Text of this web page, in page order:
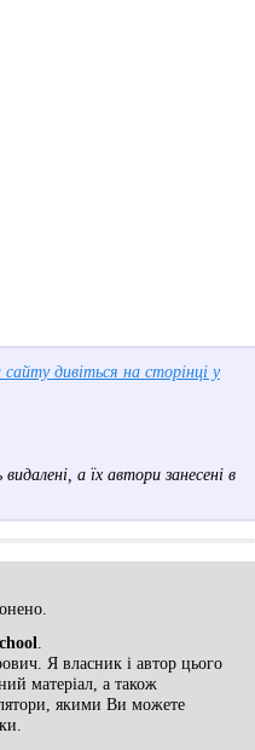
дивіться на сторінці у
а їх автори занесені в
Я власник і автор цього
матеріал, а також
якими Ви можете